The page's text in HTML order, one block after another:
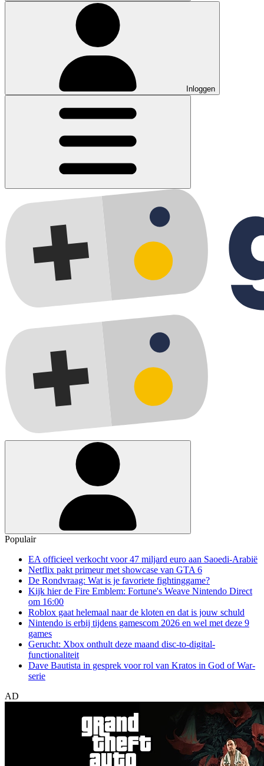
Inloggen
Populair
EA officieel verkocht voor 47 miljard euro aan Saoedi-Arabië
Netflix pakt primeur met showcase van GTA 6
De Rondvraag: Wat is je favoriete fightinggame?
Kijk hier de Fire Emblem: Fortune's Weave Nintendo Direct
om 16:00
Roblox gaat helemaal naar de kloten en dat is jouw schuld
Nintendo is erbij tijdens gamescom 2026 en wel met deze 9
games
Gerucht: Xbox onthult deze maand disc-to-digital-
functionaliteit
Dave Bautista in gesprek voor rol van Kratos in God of War-
serie
AD